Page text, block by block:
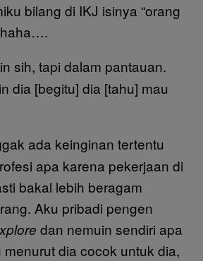
bilang di IKJ isinya “orang
sih, tapi dalam pantauan.
dia [begitu] dia [tahu] mau
ada keinginan tertentu
apa karena pekerjaan di
bakal lebih beragam
Aku pribadi pengen
dan nemuin sendiri apa
dia cocok untuk dia,